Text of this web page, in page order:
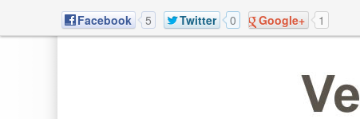
Facebook 5 Twitter 0 Google+ 1